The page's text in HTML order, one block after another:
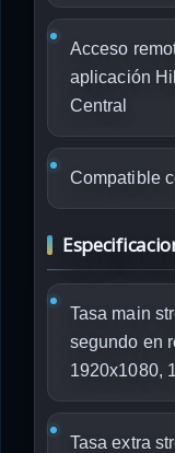
Acceso
aplicación
Central
Compatible
Tasa main
segundo en
1920x1080,
Tasa extra